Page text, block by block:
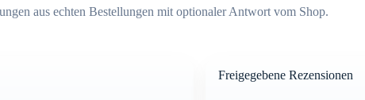
aus echten Bestellungen mit optionaler Antwort vom Shop.
Freigegebene Rezensionen